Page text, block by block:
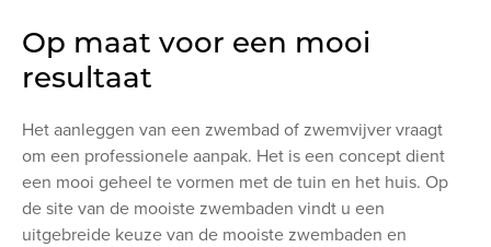
Op maat voor een mooi
resultaat
Het aanleggen van een zwembad of zwemvijver vraagt
om een professionele aanpak. Het is een concept dient
een mooi geheel te vormen met de tuin en het huis. Op
de site van de mooiste zwembaden vindt u een
uitgebreide keuze van de mooiste zwembaden en